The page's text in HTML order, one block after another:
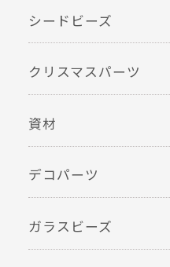
シードビーズ
クリスマスパーツ
資材
デコパーツ
ガラスビーズ